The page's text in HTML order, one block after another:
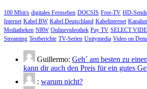
100 Mbit/s digitales Fernsehen DOCSIS Free-TV HD-
Internet Kabel BW Kabel Deutschland Kabelinternet
Mediatheken NRW Onlinevideothek Pay TV SELECT
Streaming Testberichte TV-Serien Unitymedia Video on
Guillermo: Geh´ am besten zu
kann dir auch den Preis für ein gutes
: warum nicht?